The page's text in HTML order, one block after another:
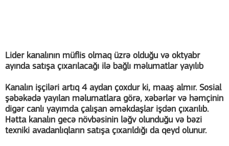
Lider kanalının müflis olmaq üzrə olduğu və oktyabr
ayında satışa çıxarılacağı ilə bağlı məlumatlar yayılıb
Kanalın işçiləri artıq 4 aydan çoxdur ki, maaş almır. Sosial
şəbəkədə yayılan məlumatlara görə, xəbərlər və həmçinin
digər canlı yayımda çalışan əməkdaşlar işdən çıxarılıb.
Hətta kanalın gecə növbəsinin ləğv olunduğu və bəzi
texniki avadanlıqların satışa çıxarıldığı da qeyd olunur.